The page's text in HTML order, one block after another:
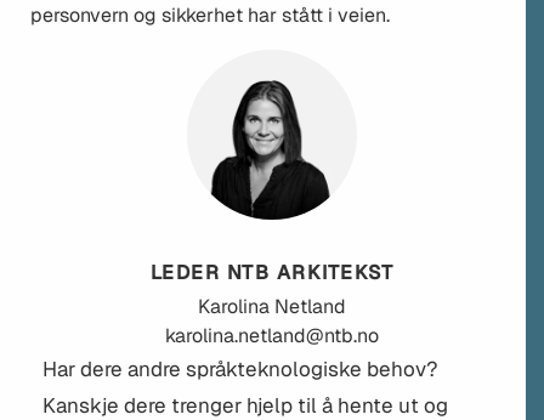
personvern og sikkerhet har stått i veien.
LEDER NTB ARKITEKST
Karolina Netland
karolina.netland@ntb.no
Har dere andre språkteknologiske behov?
Kanskje dere trenger hjelp til å hente ut og